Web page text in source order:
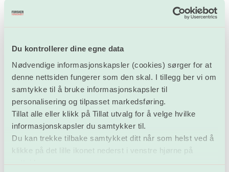
Du kontrollerer dine egne data
Nødvendige informasjonskapsler (cookies) sørger for at
denne nettsiden fungerer som den skal. I tillegg ber vi om
samtykke til å bruke informasjonskapsler til
personalisering og tilpasset markedsføring.
Tillat alle eller klikk på Tillat utvalg for å velge hvilke
informasjonskapsler du samtykker til.
Du kan trekke tilbake samtykket ditt når som helst ved å
klikke på det lille ikonet nederst i venstre hjørne på
nettsiden.
Nina Fjeld
som går av med pensjon 1. september. Nina har
markedsføringsutdannelse fra BI og kommer fra
stillingen som Assistant general manager hos Frank
Grønsund agenturer AS. Hun har vært hos
Forskerforbundet siden februar som vikar med ansvar
for sentralbord og resepsjon.
Sumathy Sivachandran(51) starter i et årsvikariat som
regnskapskonsulent. Hun har en bachelor i økonomi og
kommer fra stilling som regnskapskonsulent/-ansvarlig